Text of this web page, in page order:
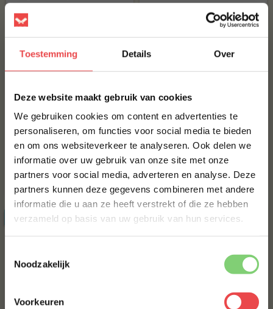
Toestemming Details Over
Deze website maakt gebruik van cookies
We gebruiken cookies om content en advertenties te
personaliseren, om functies voor social media te bieden
en om ons websiteverkeer te analyseren. Ook delen we
informatie over uw gebruik van onze site met onze
partners voor social media, adverteren en analyse. Deze
partners kunnen deze gegevens combineren met andere
informatie die u aan ze heeft verstrekt of die ze hebben
verzameld op basis van uw gebruik van hun services.
Noodzakelijk
Voorkeuren
€ 39,-
Broodmes
Barecookware
€ 79,-
Magneetblok voor
messen Barecookware
€ 149,-
ACTIE 20%
10% korting op je
eerste bestelling*
Schrijf je in voor onze nieuwsbrief en ontvang direct
10% korting op jouw eerste bestelling.
VOORNAAM
ACHTERNAAM